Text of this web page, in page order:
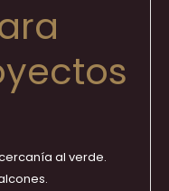
al verde.